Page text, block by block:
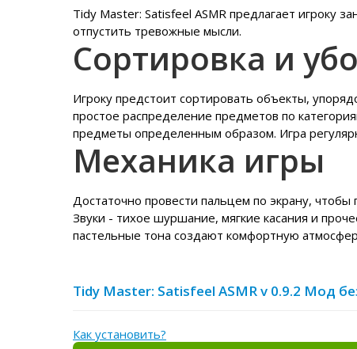
Tidy Master: Satisfeel ASMR предлагает игроку
отпустить тревожные мысли.
Сортировка и
Игроку предстоит сортировать объекты,
простое распределение предметов по
предметы определенным образом. Игра
Механика игры
Достаточно провести пальцем по экрану,
Звуки - тихое шуршание, мягкие касания и
пастельные тона создают комфортную
Tidy Master: Satisfeel ASMR v 0.9.2 Мод
Как установить?